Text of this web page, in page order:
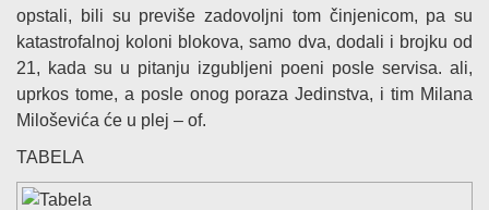
opstali, bili su previše zadovoljni tom činjenicom, pa su
katastrofalnoj koloni blokova, samo dva, dodali i brojku od
21, kada su u pitanju izgubljeni poeni posle servisa. ali,
uprkos tome, a posle onog poraza Jedinstva, i tim Milana
Miloševića će u plej – of.
TABELA